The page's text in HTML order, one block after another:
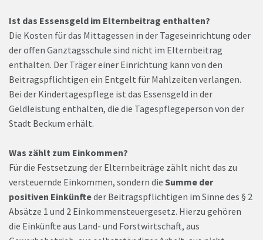
Ist das Essensgeld im Elternbeitrag enthalten?
Die Kosten für das Mittagessen in der Tageseinrichtung oder
der offen Ganztagsschule sind nicht im Elternbeitrag
enthalten. Der Träger einer Einrichtung kann von den
Beitragspflichtigen ein Entgelt für Mahlzeiten verlangen.
Bei der Kindertagespflege ist das Essensgeld in der
Geldleistung enthalten, die die Tagespflegeperson von der
Stadt Beckum erhält.
Was zählt zum Einkommen?
Für die Festsetzung der Elternbeiträge zählt nicht das zu
versteuernde Einkommen, sondern die Summe der
positiven Einkünfteder Beitragspflichtigen im Sinne des § 2
Absätze 1 und 2 Einkommensteuergesetz. Hierzu gehören
die Einkünfte aus Land- und Forstwirtschaft, aus